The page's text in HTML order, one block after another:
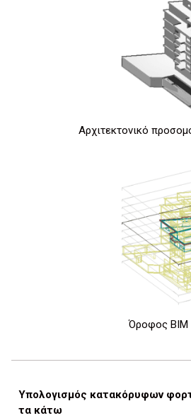
Αρχιτεκτονικό
Όροφος BIM
Υπολογισμός κατακόρυφων
τα κάτω